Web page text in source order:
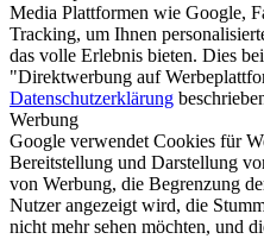
Media Plattformen wie Google,
Tracking, um Ihnen
das volle Erlebnis bieten. Dies
"Direktwerbung auf
Datenschutzerklärung
Werbung
Google verwendet Cookies für
Bereitstellung und Darstellung
von Werbung, die Begrenzung
Nutzer angezeigt wird, die
nicht mehr sehen möchten, und